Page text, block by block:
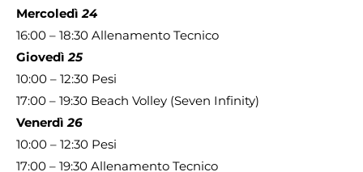
Mercoledì 24
16:00 – 18:30 Allenamento Tecnico
Giovedì 25
10:00 – 12:30 Pesi
17:00 – 19:30 Beach Volley (Seven Infinity)
Venerdì 26
10:00 – 12:30 Pesi
17:00 – 19:30 Allenamento Tecnico